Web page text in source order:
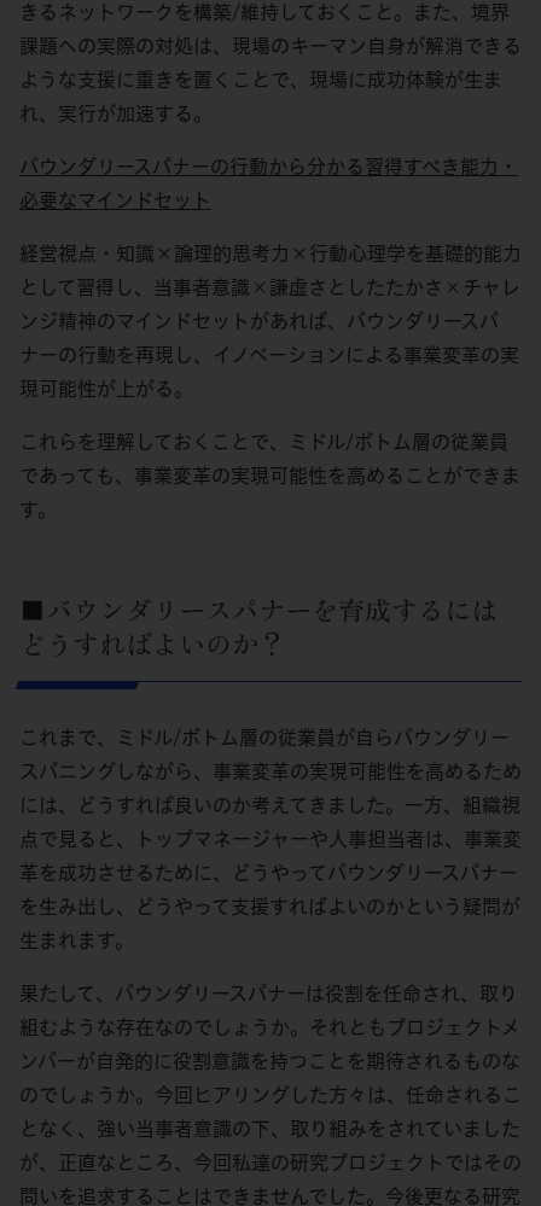
きるネットワークを構築/維持しておくこと。また、境界
課題への実際の対処は、現場のキーマン自身が解消できる
ような支援に重きを置くことで、現場に成功体験が生ま
れ、実行が加速する。
バウンダリースパナーの行動から分かる習得すべき能力・
必要なマインドセット
経営視点・知識×論理的思考力×行動心理学を基礎的能力
として習得し、当事者意識×謙虚さとしたたかさ×チャレ
ンジ精神のマインドセットがあれば、バウンダリースパ
ナーの行動を再現し、イノベーションによる事業変革の実
現可能性が上がる。
これらを理解しておくことで、ミドル/ボトム層の従業員
であっても、事業変革の実現可能性を高めることができま
す。
■バウンダリースパナーを育成するには
どうすればよいのか？
これまで、ミドル/ボトム層の従業員が自らバウンダリー
スパニングしながら、事業変革の実現可能性を高めるため
には、どうすれば良いのか考えてきました。一方、組織視
点で見ると、トップマネージャーや人事担当者は、事業変
革を成功させるために、どうやってバウンダリースパナー
を生み出し、どうやって支援すればよいのかという疑問が
生まれます。
果たして、バウンダリースパナーは役割を任命され、取り
組むような存在なのでしょうか。それともプロジェクトメ
ンバーが自発的に役割意識を持つことを期待されるものな
のでしょうか。今回ヒアリングした方々は、任命されるこ
となく、強い当事者意識の下、取り組みをされていました
が、正直なところ、今回私達の研究プロジェクトではその
問いを追求することはできませんでした。今後更なる研究